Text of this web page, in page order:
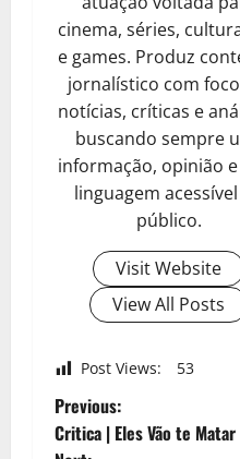
cinema, séries,
e games. Produz
jornalístico com
notícias, críticas e
buscando sempre
informação, opinião
linguagem
público.
Visit Website
View All Posts
Post Views: 53
P
Previous:
Critica | Eles Vão te Matar